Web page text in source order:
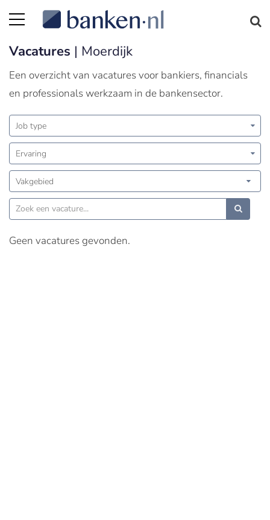
Vacatures | Moerdijk
Een overzicht van vacatures voor bankiers, financials
en professionals werkzaam in de bankensector.
Job type
Ervaring
Vakgebied
Geen vacatures gevonden.